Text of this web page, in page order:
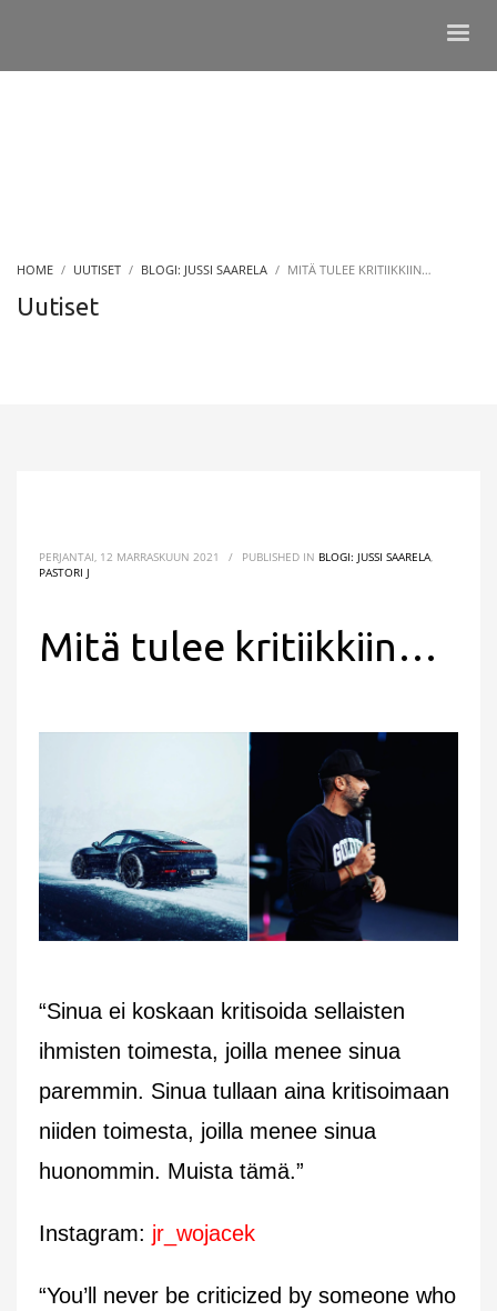
HOME UUTISET BLOGI: JUSSI SAARELA MITÄ TULEE KRITIIKKIIN…
Uutiset
PERJANTAI, 12 MARRASKUUN 2021 / PUBLISHED IN BLOGI: JUSSI SAARELA
PASTORI J
Mitä tulee kritiikkiin…
“Sinua ei koskaan kritisoida sellaisten
ihmisten toimesta, joilla menee sinua
paremmin. Sinua tullaan aina kritisoimaan
niiden toimesta, joilla menee sinua
huonommin. Muista tämä.”
Instagram: jr_wojacek
“You’ll never be criticized by someone who